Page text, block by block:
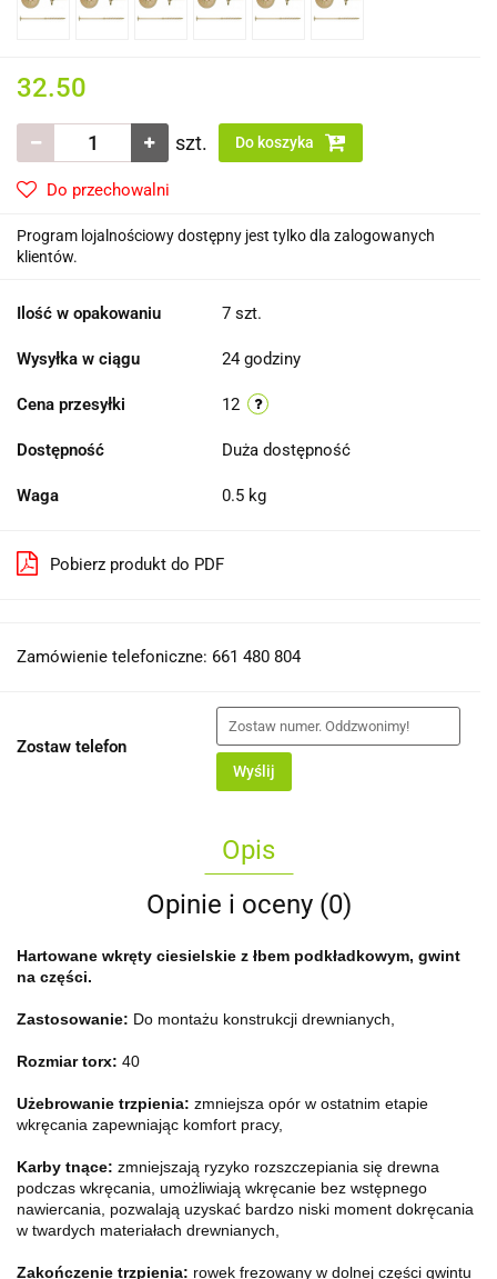
32.50
szt. Do koszyka
Do przechowalni
Program lojalnościowy dostępny jest tylko dla zalogowanych
klientów.
Ilość w opakowaniu 7 szt.
Wysyłka w ciągu 24 godziny
Cena przesyłki 12
Dostępność Duża dostępność
Waga 0.5 kg
Pobierz produkt do PDF
Zamówienie telefoniczne: 661 480 804
Zostaw telefon
Wyślij
Opis
Opinie i oceny (0)
Hartowane wkręty ciesielskie z łbem podkładkowym, gwint
na części.
Zastosowanie: Do montażu konstrukcji drewnianych,
Rozmiar torx: 40
Użebrowanie trzpienia: zmniejsza opór w ostatnim etapie
wkręcania zapewniając komfort pracy,
Karby tnące: zmniejszają ryzyko rozszczepiania się drewna
podczas wkręcania, umożliwiają wkręcanie bez wstępnego
nawiercania, pozwalają uzyskać bardzo niski moment dokręcania
w twardych materiałach drewnianych,
Zakończenie trzpienia: rowek frezowany w dolnej części gwintu